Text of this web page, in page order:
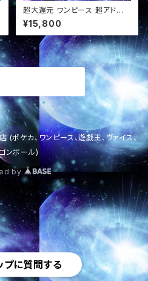
プに質問する
超大還元 ワンピース 超アド確
定福袋 オリパ
¥15,800
ケカ、ワンピース、遊戯王、ヴァイス、
ンボール)
by